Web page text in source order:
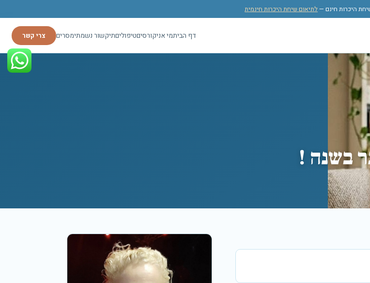
היכרות חינם —לתיאום שיחת היכרות חינמית
דף הביתמי אניקורסיםטיפוליםתיקשור נשמתימסרים צרי קשר
בשנה !